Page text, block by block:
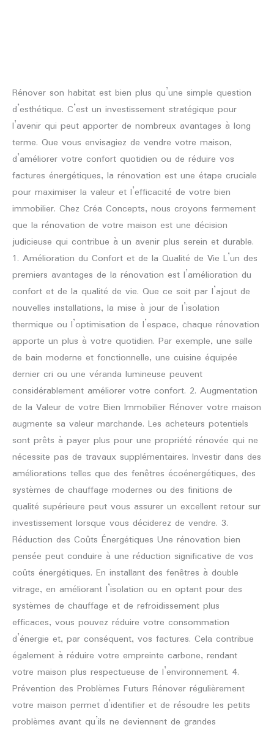
Rénover son habitat est bien plus qu’une simple question
d’esthétique. C’est un investissement stratégique pour
l’avenir qui peut apporter de nombreux avantages à long
terme. Que vous envisagiez de vendre votre maison,
d’améliorer votre confort quotidien ou de réduire vos
factures énergétiques, la rénovation est une étape cruciale
pour maximiser la valeur et l’efficacité de votre bien
immobilier. Chez Créa Concepts, nous croyons fermement
que la rénovation de votre maison est une décision
judicieuse qui contribue à un avenir plus serein et durable.
1. Amélioration du Confort et de la Qualité de Vie L’un des
premiers avantages de la rénovation est l’amélioration du
confort et de la qualité de vie. Que ce soit par l’ajout de
nouvelles installations, la mise à jour de l’isolation
thermique ou l’optimisation de l’espace, chaque rénovation
apporte un plus à votre quotidien. Par exemple, une salle
de bain moderne et fonctionnelle, une cuisine équipée
dernier cri ou une véranda lumineuse peuvent
considérablement améliorer votre confort. 2. Augmentation
de la Valeur de votre Bien Immobilier Rénover votre maison
augmente sa valeur marchande. Les acheteurs potentiels
sont prêts à payer plus pour une propriété rénovée qui ne
nécessite pas de travaux supplémentaires. Investir dans des
améliorations telles que des fenêtres écoénergétiques, des
systèmes de chauffage modernes ou des finitions de
qualité supérieure peut vous assurer un excellent retour sur
investissement lorsque vous déciderez de vendre. 3.
Réduction des Coûts Énergétiques Une rénovation bien
pensée peut conduire à une réduction significative de vos
coûts énergétiques. En installant des fenêtres à double
vitrage, en améliorant l’isolation ou en optant pour des
systèmes de chauffage et de refroidissement plus
efficaces, vous pouvez réduire votre consommation
d’énergie et, par conséquent, vos factures. Cela contribue
également à réduire votre empreinte carbone, rendant
votre maison plus respectueuse de l’environnement. 4.
Prévention des Problèmes Futurs Rénover régulièrement
votre maison permet d’identifier et de résoudre les petits
problèmes avant qu’ils ne deviennent de grandes
:
Investir
dans
l’Avenir